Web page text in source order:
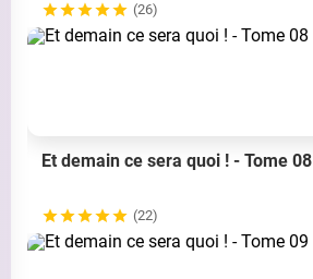
(26)
Et demain ce sera quoi ! - Tome 08
(22)